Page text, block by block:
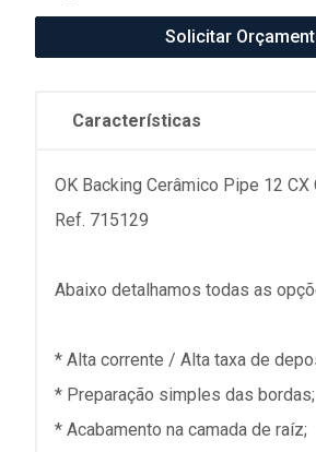
Solicitar
Características
OK Backing Cerâmico Pipe 12
Ref. 715129
Abaixo detalhamos todas as
* Alta corrente / Alta taxa de
* Preparação simples das bordas;
* Acabamento na camada de raíz;